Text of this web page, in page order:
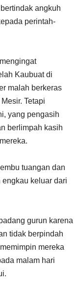
angkuh
perintah-
Kaubuat di
malah berkeras
Tetapi
yang pengasih
berlimpah kasih
tuangan dan
engkau keluar dari
gurun karena
tidak berpindah
mereka
malam hari